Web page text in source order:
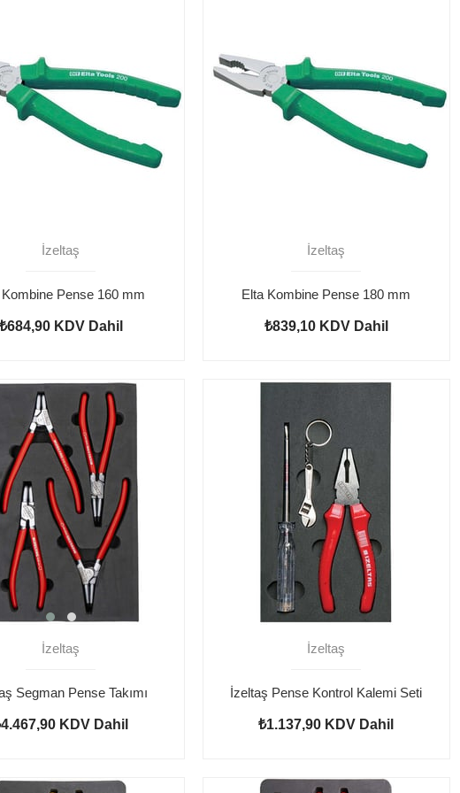
İzeltaş
Pense 160 mm
KDV Dahil
İzeltaş
Elta Kombine Pense 180 mm
₺839,10 KDV Dahil
İzeltaş
Segman Pense Takımı
KDV Dahil
İzeltaş
İzeltaş Pense Kontrol Kalemi Seti
₺1.137,90 KDV Dahil